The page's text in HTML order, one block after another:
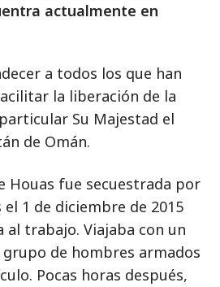
actualmente en
a todos los que han
la liberación de la
Su Majestad el
de Omán.
Houas fue secuestrada por
1 de diciembre de 2015
al trabajo. Viajaba con un
de hombres armados
Pocas horas después,